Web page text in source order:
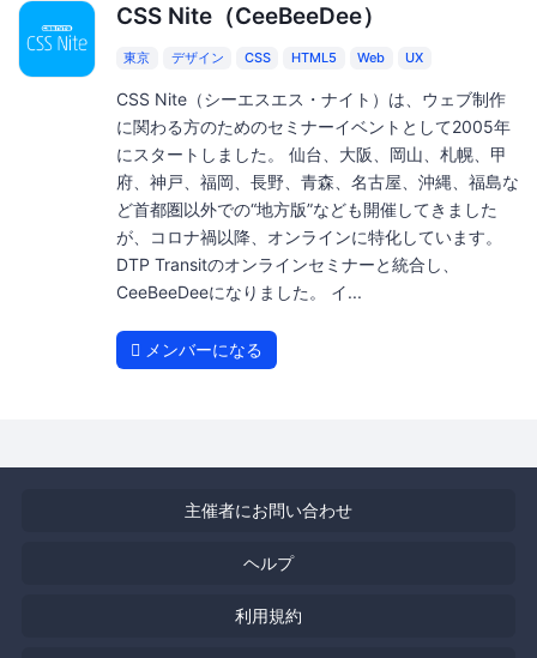
CSS Nite（CeeBeeDee）
東京 デザイン CSS HTML5 Web UX
CSS Nite（シーエスエス・ナイト）は、ウェブ制作
に関わる方のためのセミナーイベントとして2005年
にスタートしました。 仙台、大阪、岡山、札幌、甲
府、神戸、福岡、長野、青森、名古屋、沖縄、福島な
ど首都圏以外での“地方版”なども開催してきました
が、コロナ禍以降、オンラインに特化しています。
DTP Transitのオンラインセミナーと統合し、
CeeBeeDeeになりました。 イ...
メンバーになる
主催者にお問い合わせ
ヘルプ
利用規約